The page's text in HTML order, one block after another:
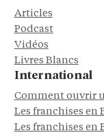
Articles
Podcast
Vidéos
Livres Blancs
International
Comment ouvrir
Les franchises en
Les franchises en